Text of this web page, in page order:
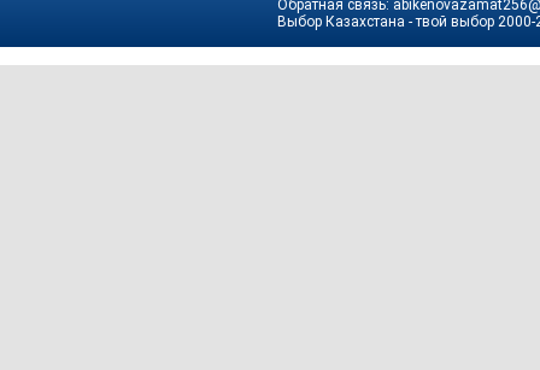
Обратная связь:
Выбор Казахстана - твой выбор 2000-